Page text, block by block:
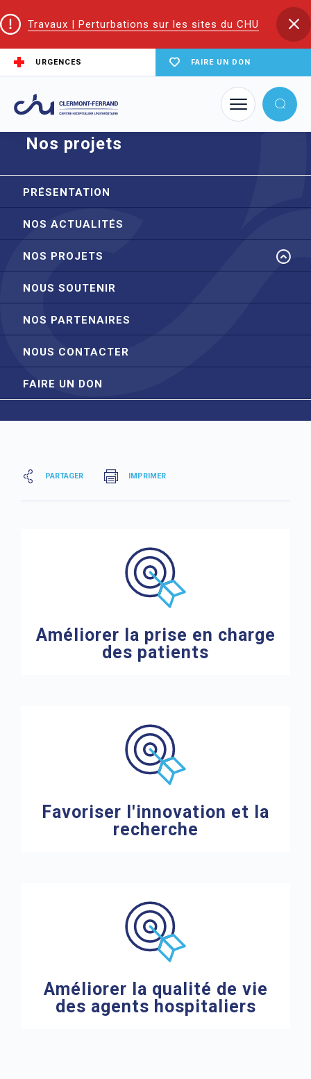
Travaux | Perturbations sur les sites du CHU
URGENCES FAIRE UN DON
Accueil Nos projets
Nos projets
PRÉSENTATION
NOS ACTUALITÉS
NOS PROJETS
NOUS SOUTENIR
NOS PARTENAIRES
NOUS CONTACTER
FAIRE UN DON
PARTAGER IMPRIMER
Améliorer la prise en charge
des patients
Favoriser l'innovation et la
recherche
Améliorer la qualité de vie
des agents hospitaliers